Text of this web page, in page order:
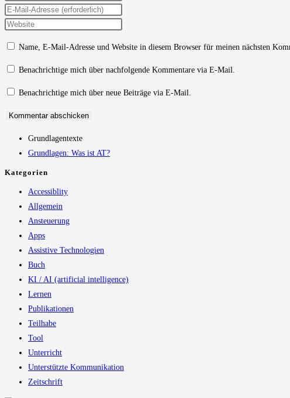
deinen
Namen
Benutzernamen
zum
ein
Gib
deine
Adresse
Kommentieren
ein
Gib
URL
(optional)
Name, E-Mail-Adresse und Website in diesem Browser für meinen nächsten
Benachrichtige mich über nachfolgende Kommentare via E-Mail.
Benachrichtige mich über neue Beiträge via E-Mail.
Grundlagentexte
Grundlagen: Was ist AT?
Kategorien
Accessiblity
Allgemein
Ansteuerung
Apps
Assistive Technologien
Buch
KI / AI (artificial intelligence)
Lernen
Publikationen
Teilhabe
Tool
Unterricht
Unterstützte Kommunikation
Zeitschrift